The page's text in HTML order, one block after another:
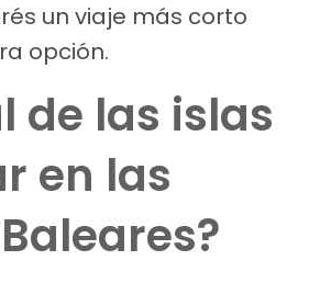
un viaje más corto
opción.
de las islas
en las